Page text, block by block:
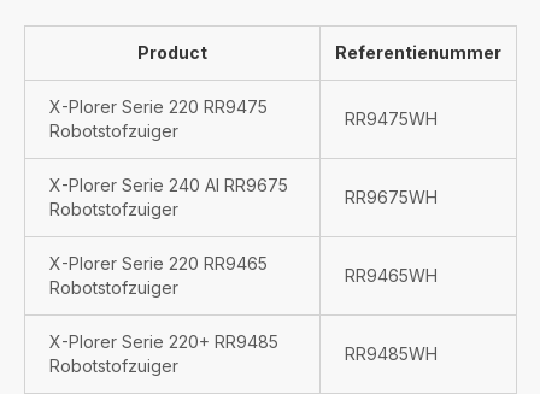
Product Referentienummer
X-Plorer Serie 220 RR9475
Robotstofzuiger
RR9475WH
X-Plorer Serie 240 AI RR9675
Robotstofzuiger
RR9675WH
X-Plorer Serie 220 RR9465
Robotstofzuiger
RR9465WH
X-Plorer Serie 220+ RR9485
Robotstofzuiger
RR9485WH